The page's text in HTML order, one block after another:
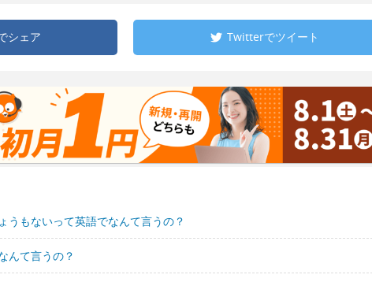
シェア Twitterでツイート
うもないって英語でなんて言うの？
んて言うの？